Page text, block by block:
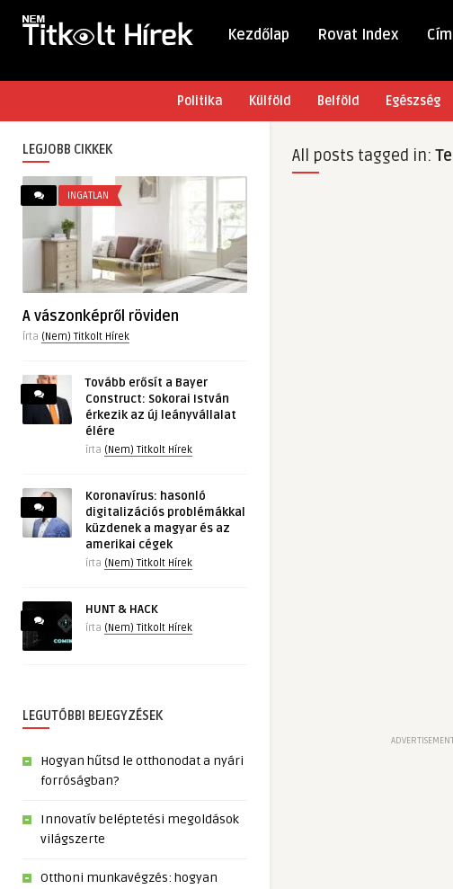
Kezdőlap Rovat Index
Politika Külföld Belföld Egészség
LEGJOBB CIKKEK
INGATLAN
A vászonképről röviden
Írta (Nem) Titkolt Hírek
Tovább erősít a Bayer
Construct: Sokorai István
érkezik az új leányvállalat
élére
írta (Nem) Titkolt Hírek
Koronavírus: hasonló
digitalizációs problémákkal
küzdenek a magyar és az
amerikai cégek
írta (Nem) Titkolt Hírek
HUNT & HACK
írta (Nem) Titkolt Hírek
LEGUTÓBBI BEJEGYZÉSEK
Hogyan hűtsd le otthonodat a nyári
forróságban?
Innovatív beléptetési megoldások
világszerte
Otthoni munkavégzés: hogyan
All posts tagged in: